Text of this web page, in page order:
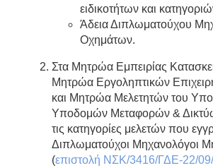
ειδικοτήτων και
Άδεια Διπλωματούχου
Οχημάτων.
Στα Μητρώα Εμπειρίας
Μητρώα Εργοληπτικών
και Μητρώα Μελετητών του
Υποδομών Μεταφορών &
τις κατηγορίες μελετών που
Διπλωματούχοι Μηχανολόγοι
(επιστολή ΝΣΚ/3416/ΓΔΕ-22/